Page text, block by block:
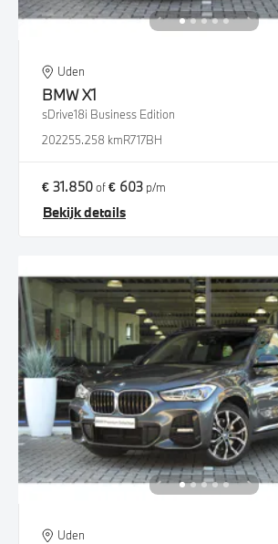
Uden
BMWX1
sDrive18i Business Edition
202255.258 kmR717BH
€ 31.850of€ 603 p/m
Bekijk details
Uden